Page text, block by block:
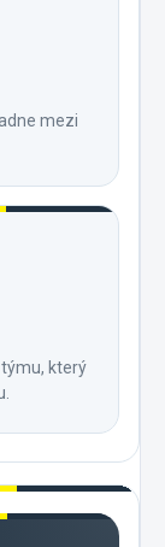
mezi
který